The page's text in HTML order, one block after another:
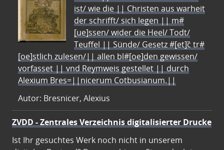
ist/ wie die || Christen aus warheit
der schrifft/ sich legen || m#
[ue]ssen/ wider die Heel/ Todt/
Teuffel || Sünde/ Gesetz #[et]c̃ tr#
[oe]stlich zulesen/|| allen bl#[oe]den gewissen/
vorfasset || vnd Reymweis gestellet || durch
Alexium Bres=||nicerum Cotbusianum.||
Autor: Bresnicer, Alexius
ZVDD - Zentrales Verzeichnis digitalisierter Drucke
Ist Ihr gesuchtes Werk noch nicht in unserem